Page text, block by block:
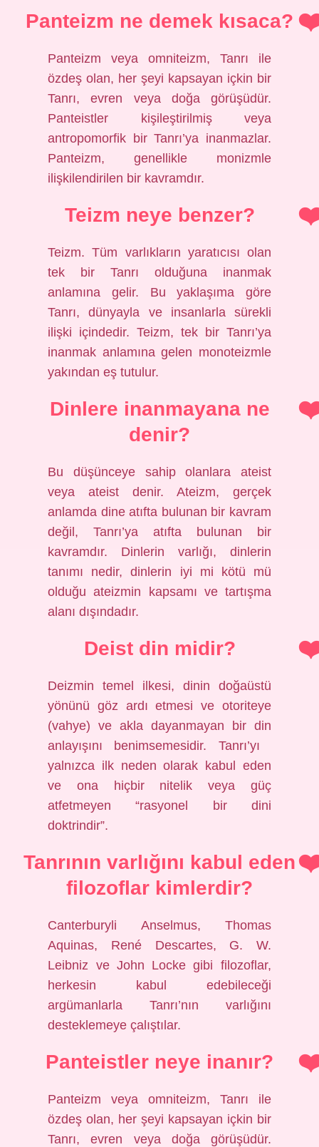
Panteizm ne demek kısaca?
Panteizm veya omniteizm, Tanrı ile
özdeş olan, her şeyi kapsayan içkin bir
Tanrı, evren veya doğa görüşüdür.
Panteistler kişileştirilmiş veya
antropomorfik bir Tanrı’ya inanmazlar.
Panteizm, genellikle monizmle
ilişkilendirilen bir kavramdır.
Teizm neye benzer?
Teizm. Tüm varlıkların yaratıcısı olan
tek bir Tanrı olduğuna inanmak
anlamına gelir. Bu yaklaşıma göre
Tanrı, dünyayla ve insanlarla sürekli
ilişki içindedir. Teizm, tek bir Tanrı’ya
inanmak anlamına gelen monoteizmle
yakından eş tutulur.
Dinlere inanmayana ne
denir?
Bu düşünceye sahip olanlara ateist
veya ateist denir. Ateizm, gerçek
anlamda dine atıfta bulunan bir kavram
değil, Tanrı’ya atıfta bulunan bir
kavramdır. Dinlerin varlığı, dinlerin
tanımı nedir, dinlerin iyi mi kötü mü
olduğu ateizmin kapsamı ve tartışma
alanı dışındadır.
Deist din midir?
Deizmin temel ilkesi, dinin doğaüstü
yönünü göz ardı etmesi ve otoriteye
(vahye) ve akla dayanmayan bir din
anlayışını benimsemesidir. Tanrı’yı ​​
yalnızca ilk neden olarak kabul eden
ve ona hiçbir nitelik veya güç
atfetmeyen “rasyonel bir dini
doktrindir”.
Tanrının varlığını kabul eden
filozoflar kimlerdir?
Canterburyli Anselmus, Thomas
Aquinas, René Descartes, G. W.
Leibniz ve John Locke gibi filozoflar,
herkesin kabul edebileceği
argümanlarla Tanrı’nın varlığını
desteklemeye çalıştılar.
Panteistler neye inanır?
Panteizm veya omniteizm, Tanrı ile
özdeş olan, her şeyi kapsayan içkin bir
Tanrı, evren veya doğa görüşüdür.